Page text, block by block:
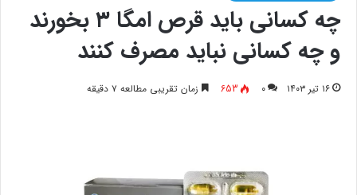
چه کسانی باید قرص امگا ۳ بخورند
و چه کسانی نباید مصرف کنند
۱۶ تیر ۱۴۰۳ ۰ 653 زمان تقریبی مطالعه ۷ دقیقه